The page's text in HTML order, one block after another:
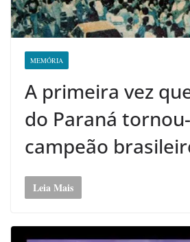
MEMÓRIA
A primeira vez
do Paraná
campeão
Leia Mais